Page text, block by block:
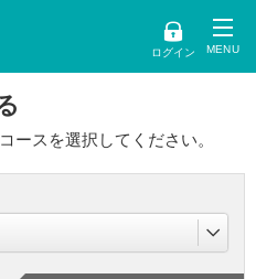
ログイン
ースを選択してください。